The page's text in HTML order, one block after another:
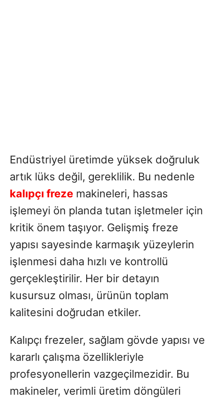
Endüstriyel üretimde yüksek doğruluk
artık lüks değil, gereklilik. Bu nedenle
kalıpçı freze makineleri, hassas
işlemeyi ön planda tutan işletmeler için
kritik önem taşıyor. Gelişmiş freze
yapısı sayesinde karmaşık yüzeylerin
işlenmesi daha hızlı ve kontrollü
gerçekleştirilir. Her bir detayın
kusursuz olması, ürünün toplam
kalitesini doğrudan etkiler.
Kalıpçı frezeler, sağlam gövde yapısı ve
kararlı çalışma özellikleriyle
profesyonellerin vazgeçilmezidir. Bu
makineler, verimli üretim döngüleri